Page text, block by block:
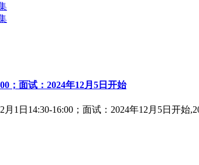
；面试：2024年12月5日开始
日14:30-16:00；面试：2024年12月5日开始